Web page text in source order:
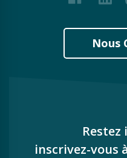
Nous
Restez
inscrivez-vous